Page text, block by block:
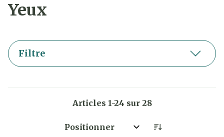
Yeux
Filtre
Articles 1-24 sur 28
Trier par: